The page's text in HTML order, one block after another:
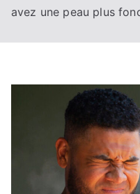
avez une peau plus